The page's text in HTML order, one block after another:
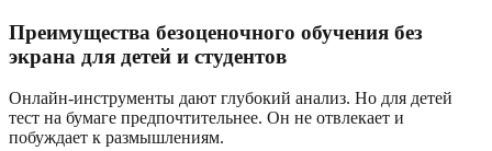
Преимущества безоценочного обучения без
экрана для детей и студентов
Онлайн-инструменты дают глубокий анализ. Но для детей
тест на бумаге предпочтительнее. Он не отвлекает и
побуждает к размышлениям.